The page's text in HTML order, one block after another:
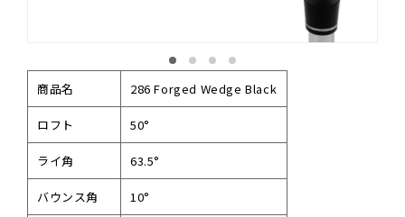
商品名 286 Forged Wedge Black
ロフト 50°
ライ角 63.5°
バウンス角 10°